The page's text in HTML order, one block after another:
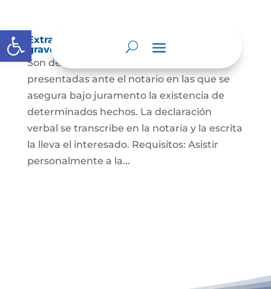
Abrir barra de herramientas
Extra-proceso o declaración bajo la
gravedad de juramento
Son declaraciones verbales o escritas
presentadas ante el notario en las que se
asegura bajo juramento la existencia de
determinados hechos. La declaración
verbal se transcribe en la notaría y la escrita
la lleva el interesado. Requisitos: Asistir
personalmente a la...